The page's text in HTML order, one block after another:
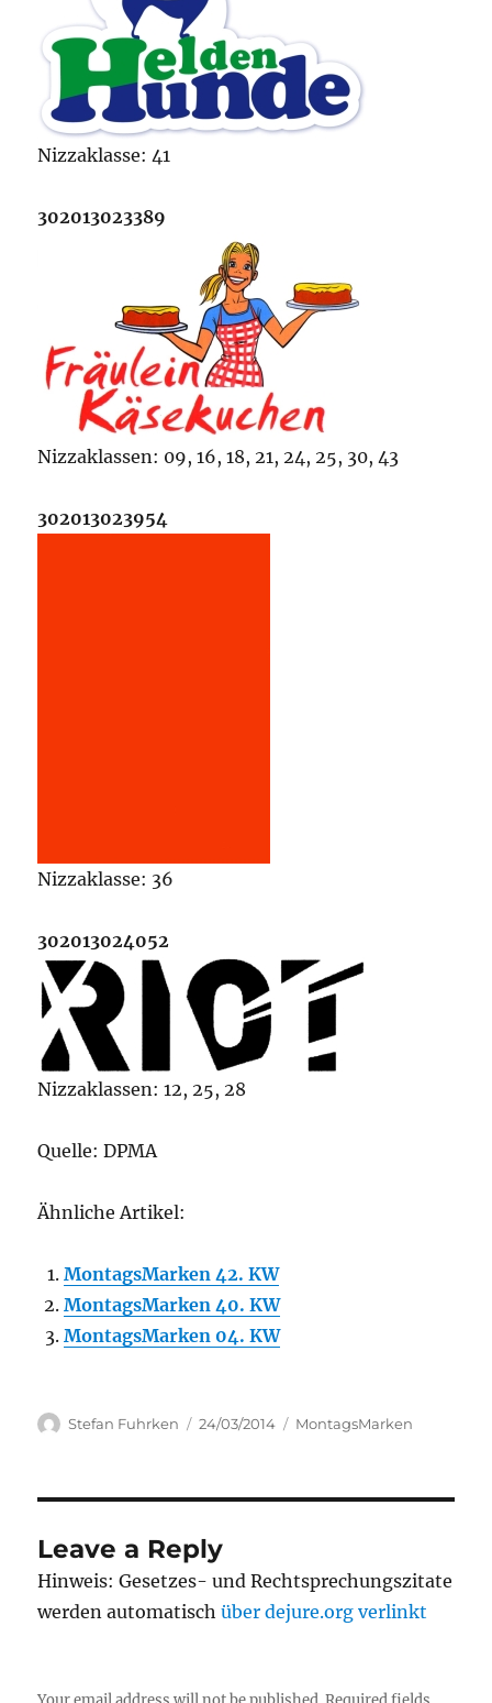
Nizzaklasse: 41
302013023389
Nizzaklassen: 09, 16, 18, 21, 24, 25, 30, 43
302013023954
Nizzaklasse: 36
302013024052
Nizzaklassen: 12, 25, 28
Quelle: DPMA
Ähnliche Artikel:
MontagsMarken 42. KW
MontagsMarken 40. KW
MontagsMarken 04. KW
Author
Stefan Fuhrken
Posted
24/03/2014 Categories
MontagsMarken
Leave a Reply
Hinweis: Gesetzes- und Rechtsprechungszitate
werden automatischüber dejure.org verlinkt